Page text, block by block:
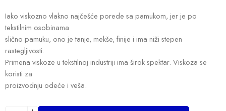
Iako viskozno vlakno najčešće porede sa pamukom, jer je po
tekstilnim osobinama
slično pamuku, ono je tanje, mekše, finije i ima niži stepen
rastegljivosti.
Primena viskoze u tekstilnoj industriji ima širok spektar. Viskoza se
koristi za
proizvodnju odeće i veša.